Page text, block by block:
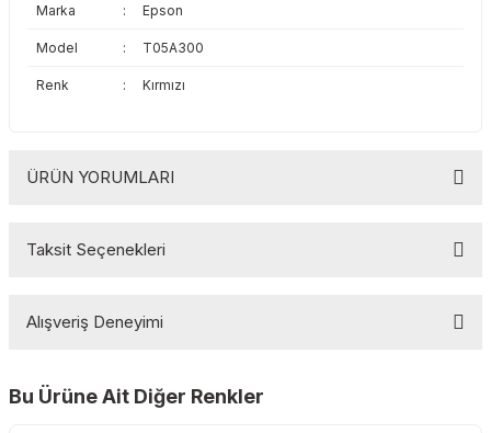
Marka
: Epson
Model : T05A300
Renk : Kırmızı
ÜRÜN YORUMLARI
Taksit Seçenekleri
Alışveriş Deneyimi
Sitemize ilk yorumu siz yapın!
Bu Ürüne Ait Diğer Renkler